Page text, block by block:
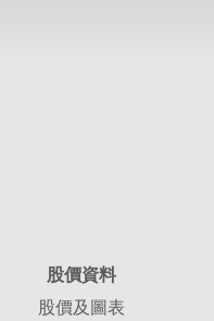
股價資料
股價及圖表